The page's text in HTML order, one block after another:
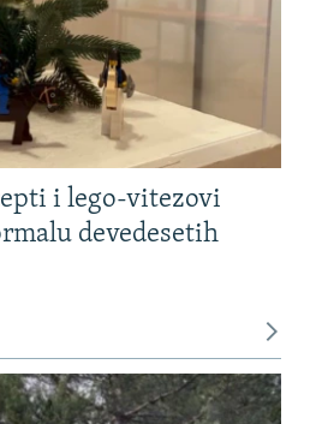
i lego-vitezovi
devedesetih